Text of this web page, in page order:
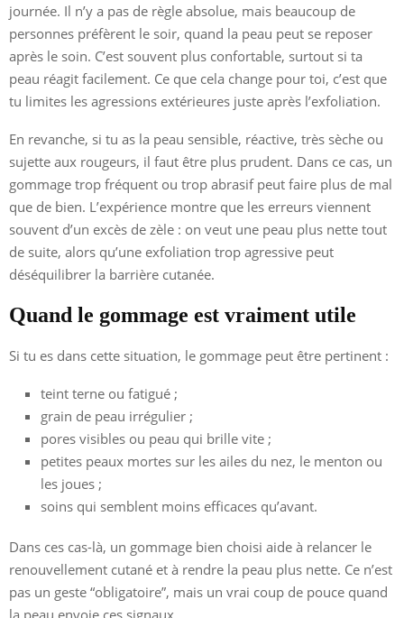
journée. Il n’y a pas de règle absolue, mais beaucoup de
personnes préfèrent le soir, quand la peau peut se reposer
après le soin. C’est souvent plus confortable, surtout si ta
peau réagit facilement. Ce que cela change pour toi, c’est que
tu limites les agressions extérieures juste après l’exfoliation.
En revanche, si tu as la peau sensible, réactive, très sèche ou
sujette aux rougeurs, il faut être plus prudent. Dans ce cas, un
gommage trop fréquent ou trop abrasif peut faire plus de mal
que de bien. L’expérience montre que les erreurs viennent
souvent d’un excès de zèle : on veut une peau plus nette tout
de suite, alors qu’une exfoliation trop agressive peut
déséquilibrer la barrière cutanée.
Quand le gommage est vraiment utile
Si tu es dans cette situation, le gommage peut être pertinent :
teint terne ou fatigué ;
grain de peau irrégulier ;
pores visibles ou peau qui brille vite ;
petites peaux mortes sur les ailes du nez, le menton ou
les joues ;
soins qui semblent moins efficaces qu’avant.
Dans ces cas-là, un gommage bien choisi aide à relancer le
renouvellement cutané et à rendre la peau plus nette. Ce n’est
pas un geste “obligatoire”, mais un vrai coup de pouce quand
la peau envoie ces signaux.